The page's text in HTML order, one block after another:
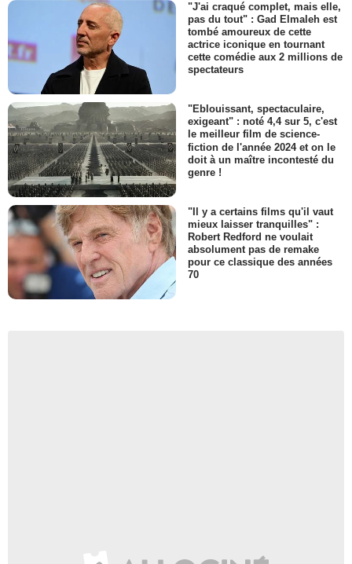
"J'ai craqué complet, mais elle,
pas du tout" : Gad Elmaleh est
tombé amoureux de cette
actrice iconique en tournant
cette comédie aux 2 millions de
spectateurs
"Eblouissant, spectaculaire,
exigeant" : noté 4,4 sur 5, c'est
le meilleur film de science-
fiction de l'année 2024 et on le
doit à un maître incontesté du
genre !
"Il y a certains films qu'il vaut
mieux laisser tranquilles" :
Robert Redford ne voulait
absolument pas de remake
pour ce classique des années
70